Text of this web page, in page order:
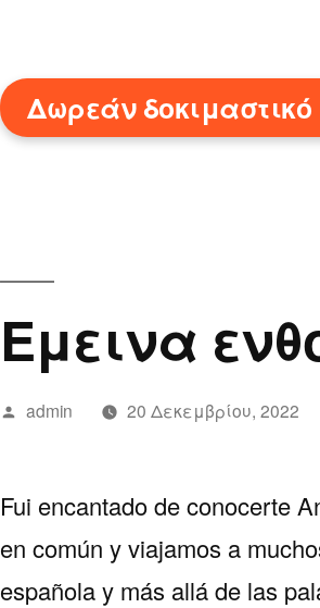
Δωρεάν
Εμεινα
Συντάχθηκε
admin 20 Δεκεμβρίου, 2022
Fui encantado de conocerte
en común y viajamos a
española y más allá de las